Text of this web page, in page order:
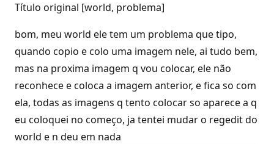
Título original [world, problema]
bom, meu world ele tem um problema que tipo,
quando copio e colo uma imagem nele, ai tudo bem,
mas na proxima imagem q vou colocar, ele não
reconhece e coloca a imagem anterior, e fica so com
ela, todas as imagens q tento colocar so aparece a q
eu coloquei no começo, ja tentei mudar o regedit do
world e n deu em nada